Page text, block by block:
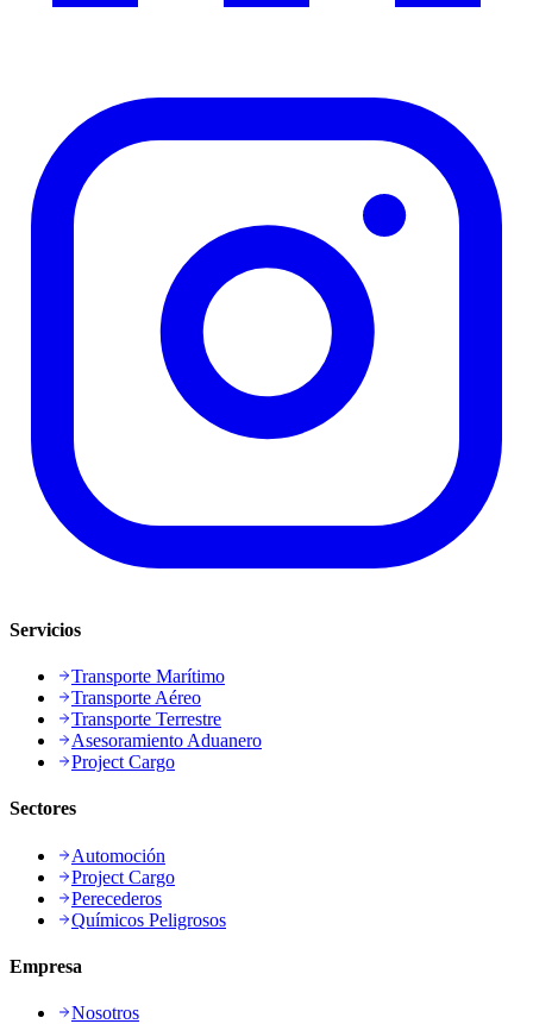
Servicios
Transporte Marítimo
Transporte Aéreo
Transporte Terrestre
Asesoramiento Aduanero
Project Cargo
Sectores
Automoción
Project Cargo
Perecederos
Químicos Peligrosos
Empresa
Nosotros